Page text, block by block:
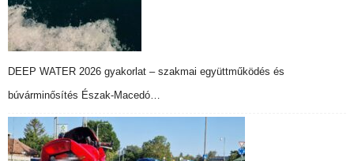
DEEP WATER 2026 gyakorlat – szakmai együttműködés és
búvárminősítés Észak-Macedó…